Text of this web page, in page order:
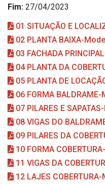
Fim: 27/04/2023
01 SITUAÇÃO E
02 PLANTA BAIXA-
03 FACHADA
04 PLANTA DA
05 PLANTA DE
06 FORMA
07 PILARES E
08 VIGAS DO
09 PILARES DA
10 FORMA
11 VIGAS DA
12 LAJES